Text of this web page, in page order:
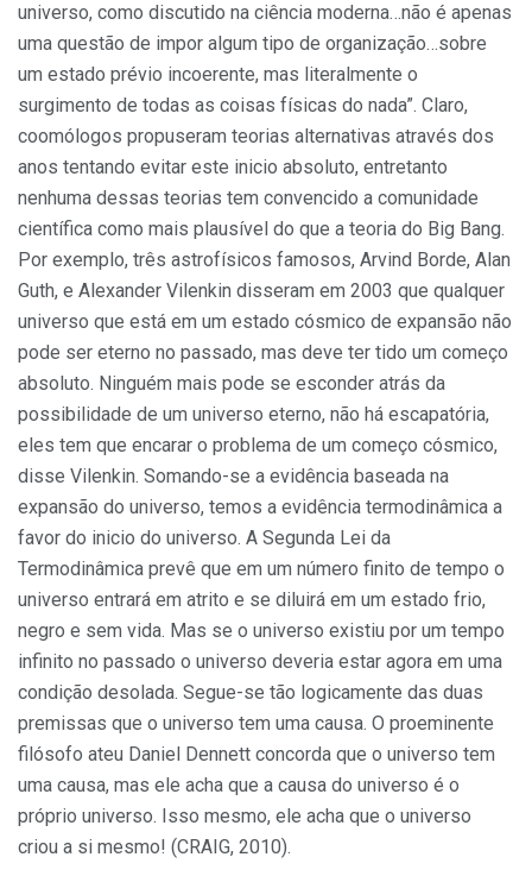
universo, como discutido na ciência moderna…não é apenas
uma questão de impor algum tipo de organização…sobre
um estado prévio incoerente, mas literalmente o
surgimento de todas as coisas físicas do nada”. Claro,
coomólogos propuseram teorias alternativas através dos
anos tentando evitar este inicio absoluto, entretanto
nenhuma dessas teorias tem convencido a comunidade
científica como mais plausível do que a teoria do Big Bang.
Por exemplo, três astrofísicos famosos, Arvind Borde, Alan
Guth, e Alexander Vilenkin disseram em 2003 que qualquer
universo que está em um estado cósmico de expansão não
pode ser eterno no passado, mas deve ter tido um começo
absoluto. Ninguém mais pode se esconder atrás da
possibilidade de um universo eterno, não há escapatória,
eles tem que encarar o problema de um começo cósmico,
disse Vilenkin. Somando-se a evidência baseada na
expansão do universo, temos a evidência termodinâmica a
favor do inicio do universo. A Segunda Lei da
Termodinâmica prevê que em um número finito de tempo o
universo entrará em atrito e se diluirá em um estado frio,
negro e sem vida. Mas se o universo existiu por um tempo
infinito no passado o universo deveria estar agora em uma
condição desolada. Segue-se tão logicamente das duas
premissas que o universo tem uma causa. O proeminente
filósofo ateu Daniel Dennett concorda que o universo tem
uma causa, mas ele acha que a causa do universo é o
próprio universo. Isso mesmo, ele acha que o universo
criou a si mesmo! (CRAIG, 2010).